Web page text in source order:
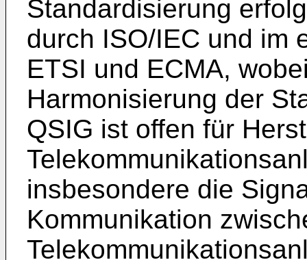
Standardisierung
durch ISO/IEC und im
ETSI und ECMA,
Harmonisierung der
QSIG ist offen für
insbesondere die
Kommunikation